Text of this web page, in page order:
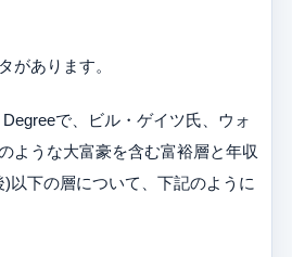
があります。
で、ビル・ゲイツ氏、ウォ
ような大富豪を含む富裕層と年収
以下の層について、下記のように